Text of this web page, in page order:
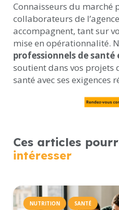
Connaisseurs du marché
collaborateurs de
accompagnent, tant sur
mise en opérationnalité.
professionnels de
soutient dans vos projets
santé avec ses exigences
Ces articles
intéresser
NUTRITION SANTÉ